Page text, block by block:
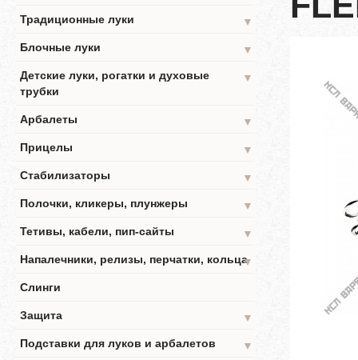
Традиционные луки
▼
Блочные луки
▼
Детские луки, рогатки и духовые
трубки
▼
Арбалеты
▼
Прицелы
▼
Стабилизаторы
▼
Полочки, кликеры, плунжеры
▼
Тетивы, кабели, пип-сайты
▼
Напалечники, релизы, перчатки, кольца▼
Слинги
Защита
▼
Подставки для луков и арбалетов
▼